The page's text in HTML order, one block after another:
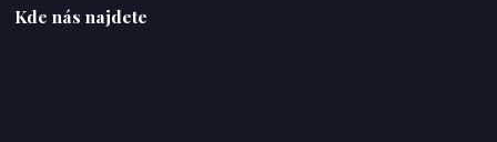
Kde nás najdete